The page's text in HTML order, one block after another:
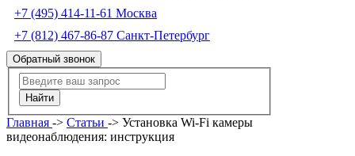
+7 (495) 414-11-61 Москва
+7 (812) 467-86-87 Санкт-Петербург
Обратный звонок
Главная -> Статьи -> Установка Wi-Fi камеры
видеонаблюдения: инструкция